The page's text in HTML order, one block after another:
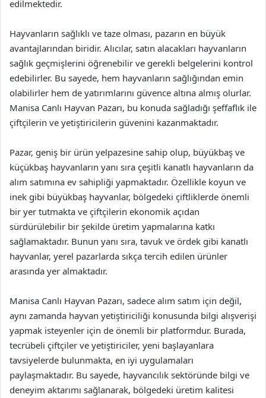
edilmektedir.
Hayvanların sağlıklı ve taze olması, pazarın en büyük
avantajlarından biridir. Alıcılar, satın alacakları hayvanların
sağlık geçmişlerini öğrenebilir ve gerekli belgelerini kontrol
edebilirler. Bu sayede, hem hayvanların sağlığından emin
olabilirler hem de yatırımlarını güvence altına almış olurlar.
Manisa Canlı Hayvan Pazarı, bu konuda sağladığı şeffaflık ile
çiftçilerin ve yetiştiricilerin güvenini kazanmaktadır.
Pazar, geniş bir ürün yelpazesine sahip olup, büyükbaş ve
küçükbaş hayvanların yanı sıra çeşitli kanatlı hayvanların da
alım satımına ev sahipliği yapmaktadır. Özellikle koyun ve
inek gibi büyükbaş hayvanlar, bölgedeki çiftliklerde önemli
bir yer tutmakta ve çiftçilerin ekonomik açıdan
sürdürülebilir bir şekilde üretim yapmalarına katkı
sağlamaktadır. Bunun yanı sıra, tavuk ve ördek gibi kanatlı
hayvanlar, yerel pazarlarda sıkça tercih edilen ürünler
arasında yer almaktadır.
Manisa Canlı Hayvan Pazarı, sadece alım satım için değil,
aynı zamanda hayvan yetiştiriciliği konusunda bilgi alışverişi
yapmak isteyenler için de önemli bir platformdur. Burada,
tecrübeli çiftçiler ve yetiştiriciler, yeni başlayanlara
tavsiyelerde bulunmakta, en iyi uygulamaları
paylaşmaktadır. Bu sayede, hayvancılık sektöründe bilgi ve
deneyim aktarımı sağlanarak, bölgedeki üretim kalitesi